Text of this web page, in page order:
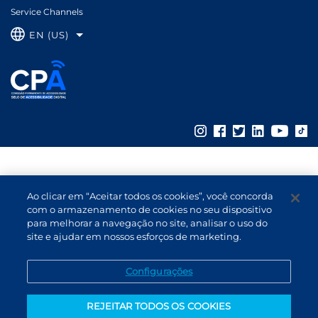
Service Channels
EN (US)
Ao clicar em “Aceitar todos os cookies”, você concorda
com o armazenamento de cookies no seu dispositivo
para melhorar a navegação no site, analisar o uso do
site e ajudar em nossos esforços de marketing.
Configurações
REJEITAR TODOS OS COOKIES